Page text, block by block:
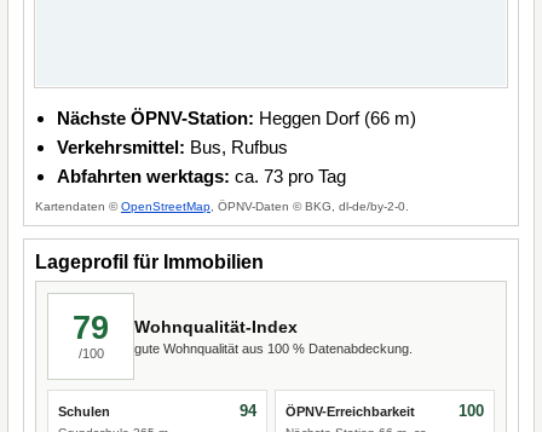
Nächste ÖPNV-Station: Heggen Dorf (66 m)
Verkehrsmittel: Bus, Rufbus
Abfahrten werktags: ca. 73 pro Tag
Kartendaten ©OpenStreetMap , ÖPNV-Daten © BKG, dl-de/by-2-0.
Lageprofil für Immobilien
79
/100
Wohnqualität-Index
gute Wohnqualität aus 100 % Datenabdeckung.
Schulen 94 ÖPNV-Erreichbarkeit 100